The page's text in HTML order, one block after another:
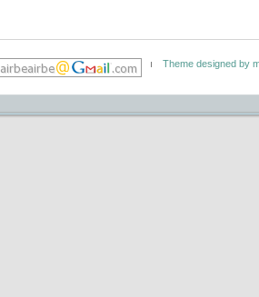
Theme designed by